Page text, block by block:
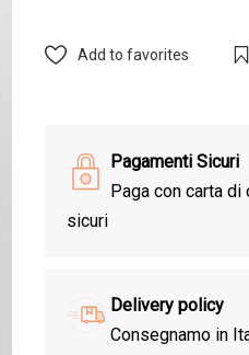
Add to favorites
Pagamenti Sicuri
Paga con carta
sicuri
Delivery policy
Consegnamo in